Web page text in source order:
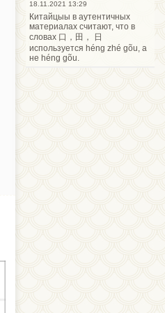
18.11.2021 13:29
Китайцыы в аутентичных
материалах считают, что в
словах 口，田， 日
используется héng zhé gõu, а
не héng gõu.